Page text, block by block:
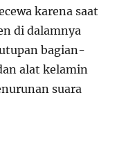
karena saat
di dalamnya
bagian-
alat kelamin
suara